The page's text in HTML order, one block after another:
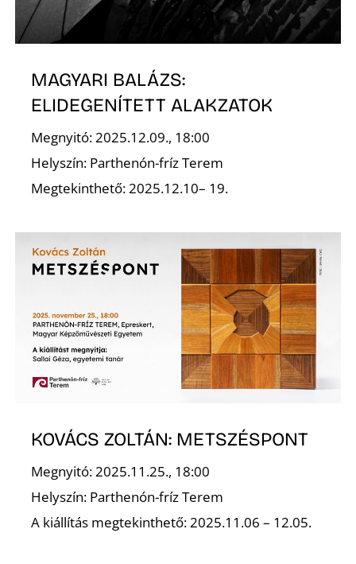
MAGYARI BALÁZS:
ELIDEGENÍTETT ALAKZATOK
Megnyitó: 2025.12.09., 18:00
Helyszín: Parthenón-fríz Terem
Megtekinthető: 2025.12.10– 19.
KOVÁCS ZOLTÁN: METSZÉSPONT
Megnyitó: 2025.11.25., 18:00
Helyszín: Parthenón-fríz Terem
A kiállítás megtekinthető: 2025.11.06 – 12.05.